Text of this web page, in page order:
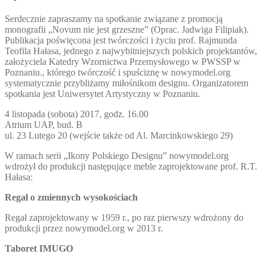
Serdecznie zapraszamy na spotkanie związane z promocją
monografii „Novum nie jest grzeszne” (Oprac. Jadwiga Filipiak).
Publikacja poświęcona jest twórczości i życiu prof. Rajmunda
Teofila Hałasa, jednego z najwybitniejszych polskich projektantów,
założyciela Katedry Wzornictwa Przemysłowego w PWSSP w
Poznaniu., którego twórczość i spuściznę w nowymodel.org
systematycznie przybliżamy miłośnikom designu. Organizatorem
spotkania jest Uniwersytet Artystyczny w Poznaniu.
4 listopada (sobota) 2017, godz. 16.00
Atrium UAP, bud. B
ul. 23 Lutego 20 (wejście także od Al. Marcinkowskiego 29)
W ramach serii „Ikony Polskiego Designu” nowymodel.org
wdrożył do produkcji następujące meble zaprojektowane prof. R.T.
Hałasa:
Regał o zmiennych wysokościach
Regał zaprojektowany w 1959 r., po raz pierwszy wdrożony do
produkcji przez nowymodel.org w 2013 r.
Taboret IMUGO